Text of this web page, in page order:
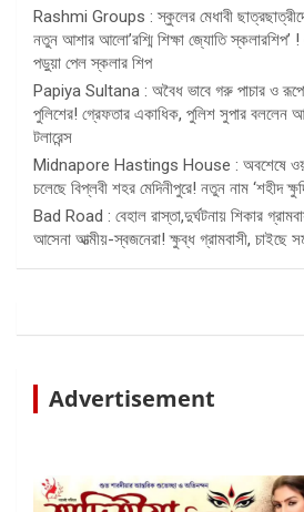
Rashmi Groups : স্কুলের মেধাবী
নতুন আশার আলো’রশ্মি শিক্ষা জ্যোতি
পড়ুয়া পেল স্কলার শিপ
Papiya Sultana : অবৈধ ভাবে গরু পাচার ও রূপো
পুলিশের! গ্রেফতার একাধিক, পুলিশ সুপার
টলারেন্স
Midnapore Hastings House : অবশেষে
চলেছে বিপ্লবী শহর মেদিনীপুরে! নতুন নাম ‘শহীদ
Bad Road : বেহাল রাস্তা,দুর্ঘটনায় শিকার
আসেনা আত্মীয়-স্বজনেরা! ক্ষুব্ধ গ্রামবাসী, চাইছে
Advertisement